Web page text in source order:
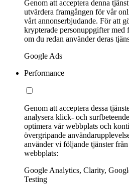
Genom att acceptera denna
utvärdera framgången för vår
vårt annonserbjudande. För att
krypterade personuppgifter med
om du redan använder deras
Google Ads
Performance
Genom att acceptera dessa
analysera klick- och
optimera vår webbplats och
övergripande
använder vi följande tjänster
webbplats:
Google Analytics, Clarity,
Testing